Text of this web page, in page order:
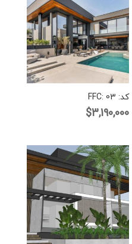
کد: FFC: 03
$3,190,000